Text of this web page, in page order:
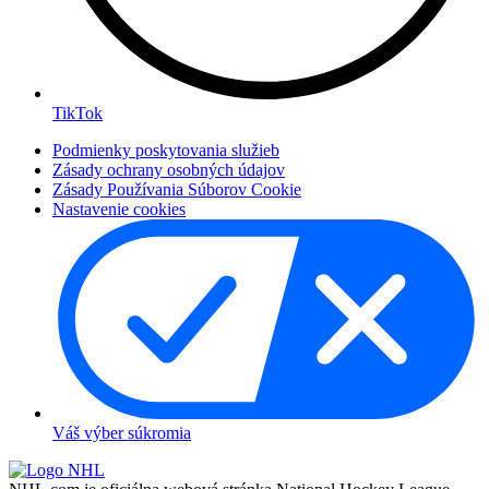
TikTok
Podmienky poskytovania služieb
Zásady ochrany osobných údajov
Zásady Používania Súborov Cookie
Nastavenie cookies
Váš výber súkromia